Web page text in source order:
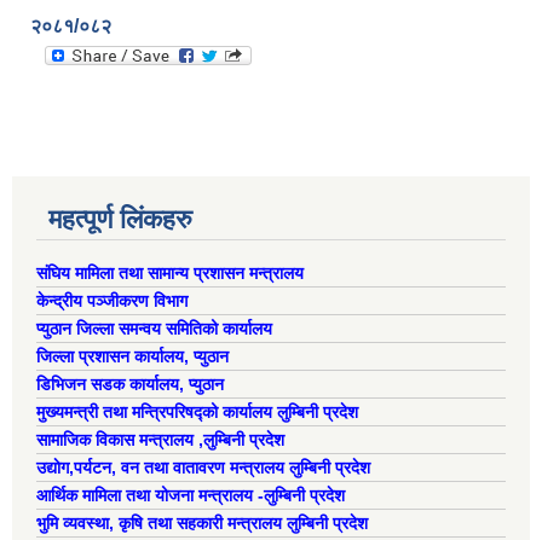
२०८१/०८२
महत्पूर्ण लिंकहरु
संघिय मामिला तथा सामान्य प्रशासन मन्त्रालय
केन्द्रीय पञ्जीकरण विभाग
प्युठान जिल्ला समन्वय समितिको कार्यालय
जिल्ला प्रशासन कार्यालय, प्युठान
डिभिजन सडक कार्यालय, प्युठान
मुख्यमन्त्री तथा मन्त्रिपरिषद्को कार्यालय लुम्बिनी प्रदेश
सामाजिक विकास मन्त्रालय ,लुम्बिनी प्रदेश
उद्याेग,पर्यटन, वन तथा वातावरण मन्त्रालय लुम्बिनी प्रदेश
आर्थिक मामिला तथा योजना मन्त्रालय -लुम्बिनी प्रदेश
भुमि व्यवस्था, कृषि तथा सहकारी मन्त्रालय लुम्बिनी प्रदेश